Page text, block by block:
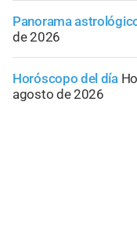
Panorama
de 2026
Horóscopo del día
agosto de 2026